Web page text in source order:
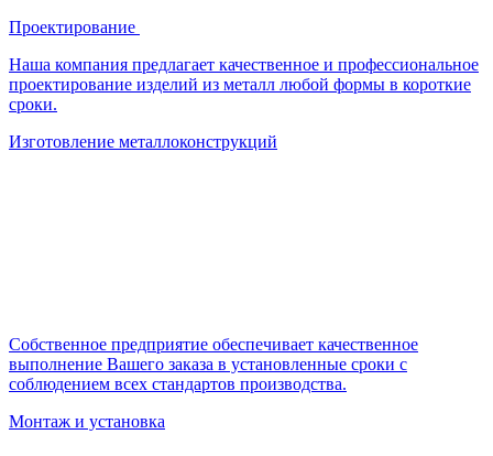
Проектирование
Наша компания предлагает качественное и профессиональное
проектирование изделий из металл любой формы в короткие
сроки.
Изготовление металлоконструкций
Собственное предприятие обеспечивает качественное
выполнение Вашего заказа в установленные сроки с
соблюдением всех стандартов производства.
Монтаж и установка